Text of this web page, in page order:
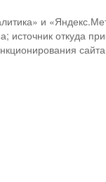
и
откуда